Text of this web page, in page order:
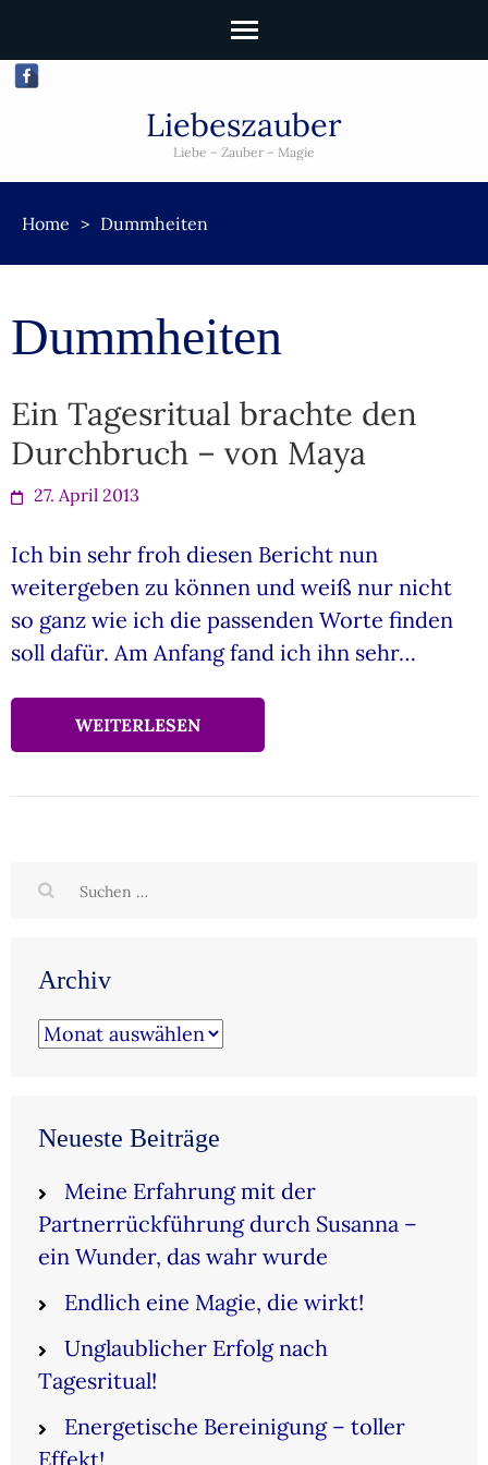
Liebeszauber
Liebe – Zauber – Magie
Home > Dummheiten
Dummheiten
Ein Tagesritual brachte den
Durchbruch – von Maya
27. April 2013
Ich bin sehr froh diesen Bericht nun
weitergeben zu können und weiß nur nicht
so ganz wie ich die passenden Worte finden
soll dafür. Am Anfang fand ich ihn sehr…
WEITERLESEN
Suchen
Archiv
Archiv
Neueste Beiträge
Meine Erfahrung mit der
Partnerrückführung durch Susanna –
ein Wunder, das wahr wurde
Endlich eine Magie, die wirkt!
Unglaublicher Erfolg nach
Tagesritual!
Energetische Bereinigung – toller
Effekt!